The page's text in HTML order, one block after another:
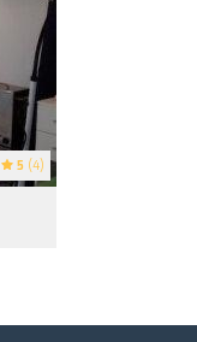
5 (4)